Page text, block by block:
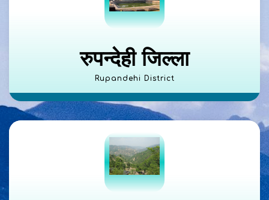
रुपन्देही जिल्ला
Rupandehi District